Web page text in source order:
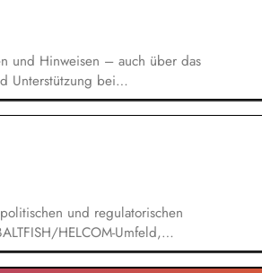
und Hinweisen – auch über das
Unterstützung bei
und
von Leitlinien,
offenen Feedback- und
und regulatorischen
HELCOM-Umfeld,
sowie Handel und Industrie.